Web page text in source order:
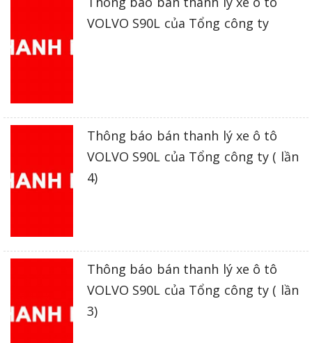
VOLVO S90L của Tổng công ty
Thông báo bán thanh lý xe ô tô
VOLVO S90L của Tổng công ty ( lần
4)
Thông báo bán thanh lý xe ô tô
VOLVO S90L của Tổng công ty ( lần
3)